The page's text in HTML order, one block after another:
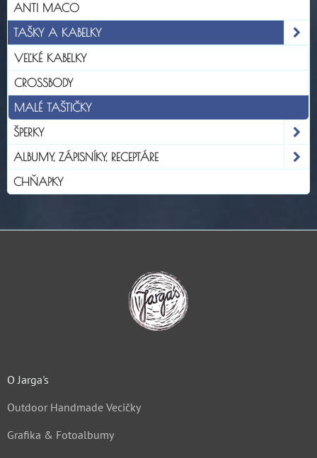
ANTI MACO
TAŠKY A KABELKY
VEĽKÉ KABELKY
CROSSBODY
MALÉ TAŠTIČKY
ŠPERKY
ALBUMY, ZÁPISNÍKY, RECEPTÁRE
CHŇAPKY
O Jarga's
Outdoor Handmade Vecičky
Grafika & Fotoalbumy